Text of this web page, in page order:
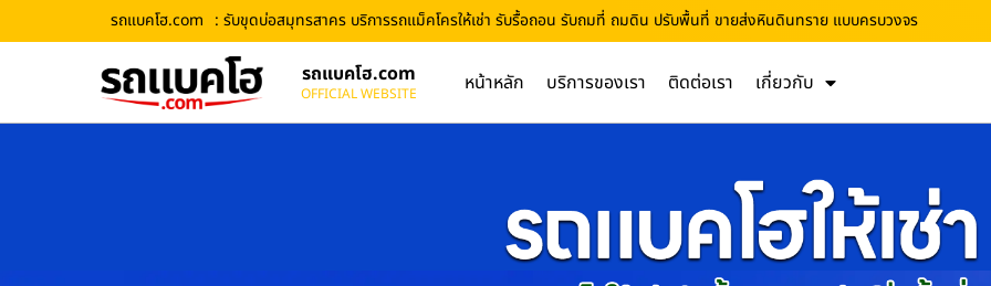
รถแบคโฮ.com : รับขุดบ่อสมุทรสาคร บริการรถแม็คโครให้เช่า รับรื้อถอน รับถมที่ ถมดิน ปรับพื้นที่ ขายส่งหินดินทราย แบบครบวงจร
รถแบคโฮ.com
OFFICIAL WEBSITE หน้าหลัก บริการของเรา ติดต่อเรา เกี่ยวกับ